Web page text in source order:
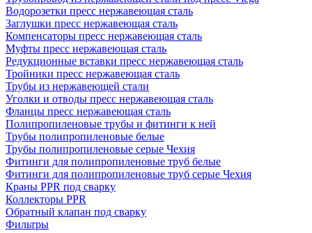
Водорозетки пресс нержавеющая сталь
Заглушки пресс нержавеющая сталь
Компенсаторы пресс нержавеющая сталь
Муфты пресс нержавеющая сталь
Редукционные вставки пресс нержавеющая сталь
Тройники пресс нержавеющая сталь
Трубы из нержавеющей стали
Уголки и отводы пресс нержавеющая сталь
Фланцы пресс нержавеющая сталь
Полипропиленовые трубы и фитинги к ней
Трубы полипропиленовые белые
Трубы полипропиленовые серые Чехия
Фитинги для полипропиленовые труб белые
Фитинги для полипропиленовые труб серые Чехия
Краны PPR под сварку
Коллекторы PPR
Обратный клапан под сварку
Фильтры